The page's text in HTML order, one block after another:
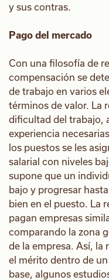
y sus contras.
Pago del mercado
Con una filosofía de
compensación se
de trabajo en varios
términos de valor. La
dificultad del trabajo,
experiencia
los puestos se les
salarial con niveles
supone que un
bajo y progresar
bien en el puesto. La
pagan empresas
comparando la zona
de la empresa. Así, la
el mérito dentro de
base, algunos